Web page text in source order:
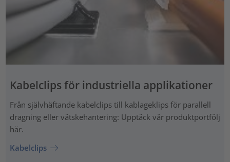
Kabelclips för industriella applikationer
Från självhäftande kabelclips till kablageklips för parallell
dragning eller vätskehantering: Upptäck vår produktportfölj
här.
Kabelclips